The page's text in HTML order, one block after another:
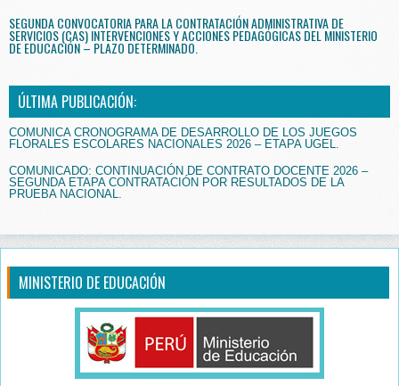
SEGUNDA CONVOCATORIA PARA LA CONTRATACIÓN ADMINISTRATIVA DE
SERVICIOS (CAS) INTERVENCIONES Y ACCIONES PEDAGÓGICAS DEL MINISTERIO
DE EDUCACIÓN – PLAZO DETERMINADO.
ÚLTIMA PUBLICACIÓN:
COMUNICA CRONOGRAMA DE DESARROLLO DE LOS JUEGOS
FLORALES ESCOLARES NACIONALES 2026 – ETAPA UGEL.
COMUNICADO: CONTINUACIÓN DE CONTRATO DOCENTE 2026 –
SEGUNDA ETAPA CONTRATACIÓN POR RESULTADOS DE LA
PRUEBA NACIONAL.
MINISTERIO DE EDUCACIÓN